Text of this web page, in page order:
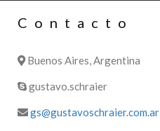
Contacto
Buenos Aires, Argentina
gustavo.schraier
gs@gustavoschraier.com.ar